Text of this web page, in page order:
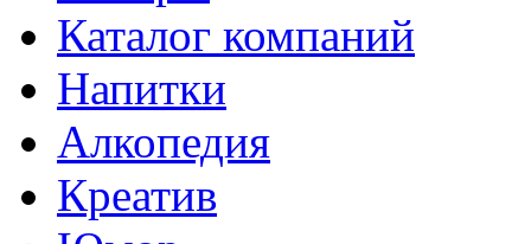
Каталог компаний
Напитки
Алкопедия
Креатив